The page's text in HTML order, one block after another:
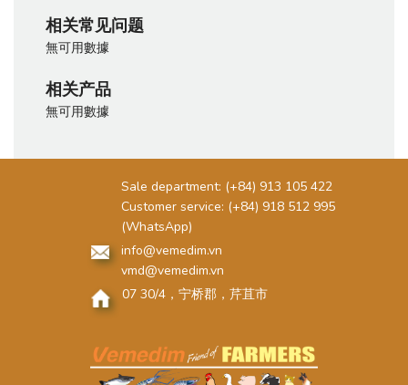
相关常见问题
無可用數據
相关产品
無可用數據
Sale department: (+84) 913 105 422
Customer service: (+84) 918 512 995
(WhatsApp)
info@vemedim.vn
vmd@vemedim.vn
07 30/4，宁桥郡，芹苴市